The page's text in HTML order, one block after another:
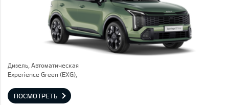
Дизель, Автоматическая
Experience Green (EXG),
ПОСМОТРЕТЬ